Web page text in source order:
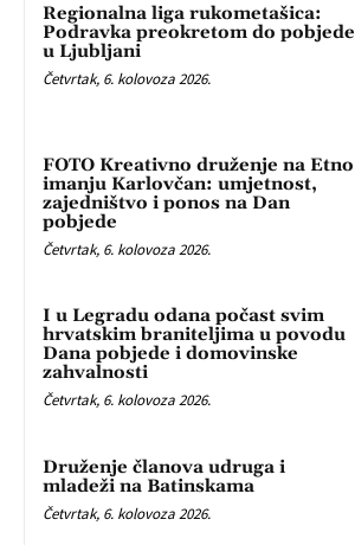
Regionalna liga rukometašica:
Podravka preokretom do pobjede
u Ljubljani
Četvrtak, 6. kolovoza 2026.
FOTO Kreativno druženje na Etno
imanju Karlovčan: umjetnost,
zajedništvo i ponos na Dan
pobjede
Četvrtak, 6. kolovoza 2026.
I u Legradu odana počast svim
hrvatskim braniteljima u povodu
Dana pobjede i domovinske
zahvalnosti
Četvrtak, 6. kolovoza 2026.
Druženje članova udruga i
mladeži na Batinskama
Četvrtak, 6. kolovoza 2026.